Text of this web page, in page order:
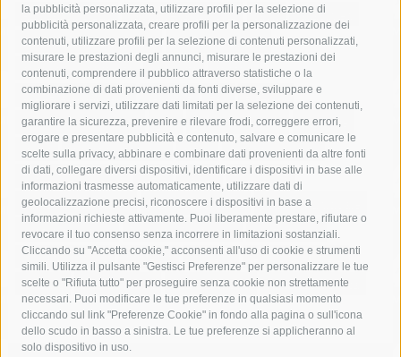
la pubblicità personalizzata, utilizzare profili per la selezione di
pubblicità personalizzata, creare profili per la personalizzazione dei
contenuti, utilizzare profili per la selezione di contenuti personalizzati,
misurare le prestazioni degli annunci, misurare le prestazioni dei
contenuti, comprendere il pubblico attraverso statistiche o la
combinazione di dati provenienti da fonti diverse, sviluppare e
migliorare i servizi, utilizzare dati limitati per la selezione dei contenuti,
garantire la sicurezza, prevenire e rilevare frodi, correggere errori,
erogare e presentare pubblicità e contenuto, salvare e comunicare le
scelte sulla privacy, abbinare e combinare dati provenienti da altre fonti
di dati, collegare diversi dispositivi, identificare i dispositivi in base alle
informazioni trasmesse automaticamente, utilizzare dati di
geolocalizzazione precisi, riconoscere i dispositivi in base a
informazioni richieste attivamente. Puoi liberamente prestare, rifiutare o
revocare il tuo consenso senza incorrere in limitazioni sostanziali.
Cliccando su "Accetta cookie," acconsenti all'uso di cookie e strumenti
simili. Utilizza il pulsante "Gestisci Preferenze" per personalizzare le tue
scelte o "Rifiuta tutto" per proseguire senza cookie non strettamente
necessari. Puoi modificare le tue preferenze in qualsiasi momento
cliccando sul link "Preferenze Cookie" in fondo alla pagina o sull'icona
dello scudo in basso a sinistra. Le tue preferenze si applicheranno al
solo dispositivo in uso.
Asl Napoli 3 sud
capitaneria di porto capri
carabinieri
castellammare di stabia
circumvesuviana
comune di sorrento
concerto
contagi
costiera amalfitana
covid-19 eav
elezioni
fondazione sorrento
gori guardia costiera
incidente
lavori
lorenzo balducelli mare
massa lubrense
massimo coppola
Meta napoli
ordinanza
penisola sorrentina
piano di sorrento
polizia municipale
protezione civile
Regione Campania
sant'agnello
sindaco cuomo
sorrento studenti temporali
treni
turismo
Vico Equense villa fiorentino vincenzo de luca